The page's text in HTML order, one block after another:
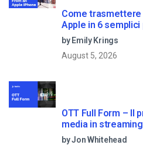
Come trasmettere
Apple in 6 semplici
by Emily Krings
August 5, 2026
OTT Full Form – Il
media in streaming
by Jon Whitehead